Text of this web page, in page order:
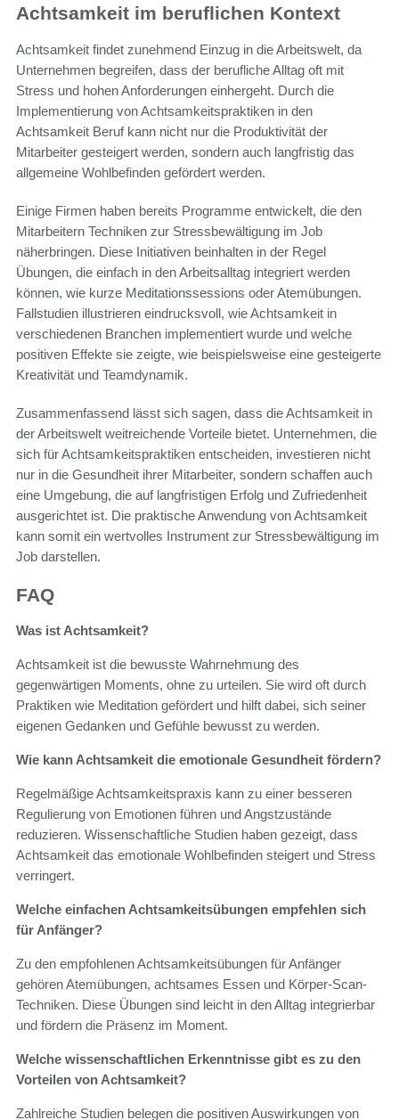
Achtsamkeit im beruflichen Kontext
Achtsamkeit findet zunehmend Einzug in die Arbeitswelt, da
Unternehmen begreifen, dass der berufliche Alltag oft mit
Stress und hohen Anforderungen einhergeht. Durch die
Implementierung von Achtsamkeitspraktiken in den
Achtsamkeit Beruf kann nicht nur die Produktivität der
Mitarbeiter gesteigert werden, sondern auch langfristig das
allgemeine Wohlbefinden gefördert werden.
Einige Firmen haben bereits Programme entwickelt, die den
Mitarbeitern Techniken zur Stressbewältigung im Job
näherbringen. Diese Initiativen beinhalten in der Regel
Übungen, die einfach in den Arbeitsalltag integriert werden
können, wie kurze Meditationssessions oder Atemübungen.
Fallstudien illustrieren eindrucksvoll, wie Achtsamkeit in
verschiedenen Branchen implementiert wurde und welche
positiven Effekte sie zeigte, wie beispielsweise eine gesteigerte
Kreativität und Teamdynamik.
Zusammenfassend lässt sich sagen, dass die Achtsamkeit in
der Arbeitswelt weitreichende Vorteile bietet. Unternehmen, die
sich für Achtsamkeitspraktiken entscheiden, investieren nicht
nur in die Gesundheit ihrer Mitarbeiter, sondern schaffen auch
eine Umgebung, die auf langfristigen Erfolg und Zufriedenheit
ausgerichtet ist. Die praktische Anwendung von Achtsamkeit
kann somit ein wertvolles Instrument zur Stressbewältigung im
Job darstellen.
FAQ
Was ist Achtsamkeit?
Achtsamkeit ist die bewusste Wahrnehmung des
gegenwärtigen Moments, ohne zu urteilen. Sie wird oft durch
Praktiken wie Meditation gefördert und hilft dabei, sich seiner
eigenen Gedanken und Gefühle bewusst zu werden.
Wie kann Achtsamkeit die emotionale Gesundheit fördern?
Regelmäßige Achtsamkeitspraxis kann zu einer besseren
Regulierung von Emotionen führen und Angstzustände
reduzieren. Wissenschaftliche Studien haben gezeigt, dass
Achtsamkeit das emotionale Wohlbefinden steigert und Stress
verringert.
Welche einfachen Achtsamkeitsübungen empfehlen sich
für Anfänger?
Zu den empfohlenen Achtsamkeitsübungen für Anfänger
gehören Atemübungen, achtsames Essen und Körper-Scan-
Techniken. Diese Übungen sind leicht in den Alltag integrierbar
und fördern die Präsenz im Moment.
Welche wissenschaftlichen Erkenntnisse gibt es zu den
Vorteilen von Achtsamkeit?
Zahlreiche Studien belegen die positiven Auswirkungen von